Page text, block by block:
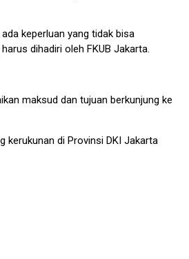
keperluan yang tidak bisa
dihadiri oleh FKUB Jakarta.
maksud dan tujuan berkunjung ke
kerukunan di Provinsi DKI Jakarta